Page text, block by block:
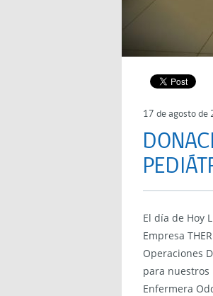
17 de agosto de
El día de Hoy
Empresa
Operaciones
para nuestros
Enfermera